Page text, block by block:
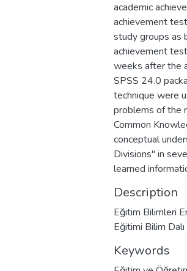
academic
achievement
study groups as
achievement
weeks after the
SPSS 24.0
technique were
problems of the
Common
conceptual
Divisions" in
learned
Description
Eğitim Bilimleri
Eğitimi Bilim Dalı
Keywords